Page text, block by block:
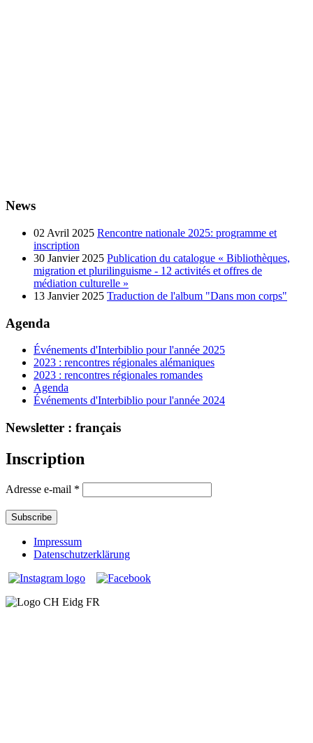
News
02 Avril 2025 Rencontre nationale 2025: programme et
inscription
30 Janvier 2025 Publication du catalogue « Bibliothèques,
migration et plurilinguisme - 12 activités et offres de
médiation culturelle »
13 Janvier 2025 Traduction de l'album "Dans mon corps"
Agenda
Événements d'Interbiblio pour l'année 2025
2023 : rencontres régionales alémaniques
2023 : rencontres régionales romandes
Agenda
Événements d'Interbiblio pour l'année 2024
Newsletter : français
Inscription
Adresse e-mail *
Impressum
Datenschutzerklärung